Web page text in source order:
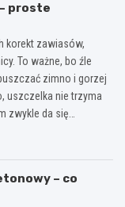
proste
korekt zawiasów,
To ważne, bo źle
zimno i gorzej
uszczelka nie trzyma
zwykle da się…
– co